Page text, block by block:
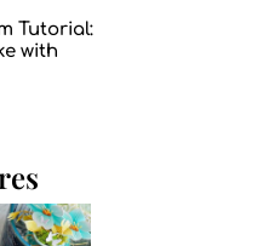
Tutorial:
with